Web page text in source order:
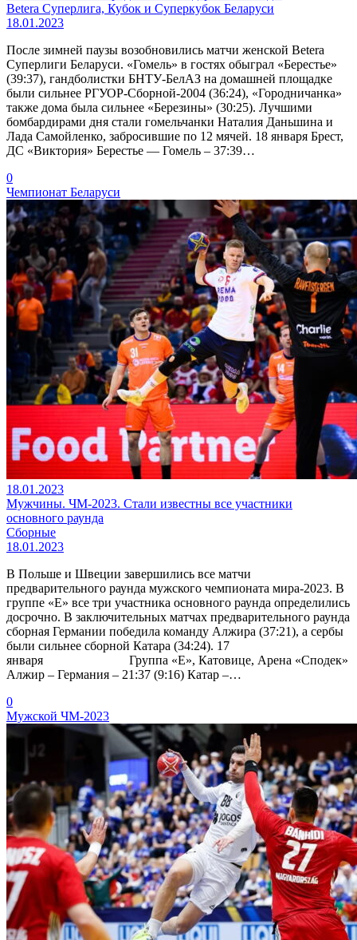
Betera Суперлига, Кубок и Суперкубок Беларуси
18.01.2023
После зимней паузы возобновились матчи женской Betera
Суперлиги Беларуси. «Гомель» в гостях обыграл «Берестье»
(39:37), гандболистки БНТУ-БелАЗ на домашней площадке
были сильнее РГУОР-Сборной-2004 (36:24), «Городничанка»
также дома была сильнее «Березины» (30:25). Лучшими
бомбардирами дня стали гомельчанки Наталия Даньшина и
Лада Самойленко, забросившие по 12 мячей. 18 января Брест,
ДС «Виктория» Берестье — Гомель – 37:39…
0
Чемпионат Беларуси
18.01.2023
Мужчины. ЧМ-2023. Стали известны все участники
основного раунда
Сборные
18.01.2023
В Польше и Швеции завершились все матчи
предварительного раунда мужского чемпионата мира-2023. В
группе «Е» все три участника основного раунда определились
досрочно. В заключительных матчах предварительного раунда
сборная Германии победила команду Алжира (37:21), а сербы
были сильнее сборной Катара (34:24). 17
января Группа «Е», Катовице, Арена «Сподек»
Алжир – Германия – 21:37 (9:16) Катар –…
0
Мужской ЧМ-2023